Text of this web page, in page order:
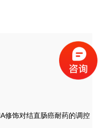
修饰对结直肠癌耐药的调控